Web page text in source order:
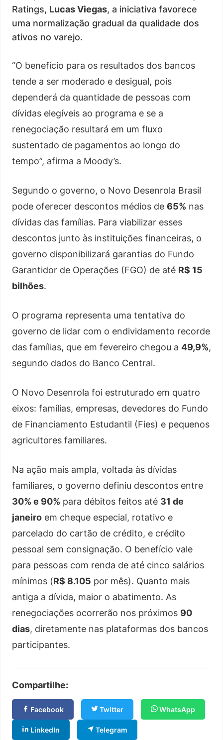
Ratings, Lucas Viegas, a iniciativa favorece
uma normalização gradual da qualidade dos
ativos no varejo.
“O benefício para os resultados dos bancos
tende a ser moderado e desigual, pois
dependerá da quantidade de pessoas com
dívidas elegíveis ao programa e se a
renegociação resultará em um fluxo
sustentado de pagamentos ao longo do
tempo”, afirma a Moody’s.
Segundo o governo, o Novo Desenrola Brasil
pode oferecer descontos médios de 65% nas
dívidas das famílias. Para viabilizar esses
descontos junto às instituições financeiras, o
governo disponibilizará garantias do Fundo
Garantidor de Operações (FGO) de até R$ 15
bilhões.
O programa representa uma tentativa do
governo de lidar com o endividamento recorde
das famílias, que em fevereiro chegou a 49,9%,
segundo dados do Banco Central.
O Novo Desenrola foi estruturado em quatro
eixos: famílias, empresas, devedores do Fundo
de Financiamento Estudantil (Fies) e pequenos
agricultores familiares.
Na ação mais ampla, voltada às dívidas
familiares, o governo definiu descontos entre
30% e 90% para débitos feitos até 31 de
janeiro em cheque especial, rotativo e
parcelado do cartão de crédito, e crédito
pessoal sem consignação. O benefício vale
para pessoas com renda de até cinco salários
mínimos (R$ 8.105 por mês). Quanto mais
antiga a dívida, maior o abatimento. As
renegociações ocorrerão nos próximos 90
dias, diretamente nas plataformas dos bancos
participantes.
Compartilhe:
Facebook Twitter WhatsApp
LinkedIn Telegram